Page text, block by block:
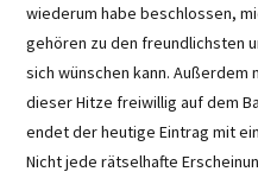
wiederum habe beschlossen,
gehören zu den freundlichsten
sich wünschen kann. Außerdem
dieser Hitze freiwillig auf dem
endet der heutige Eintrag mit
Nicht jede rätselhafte